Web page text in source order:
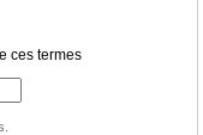
ces termes